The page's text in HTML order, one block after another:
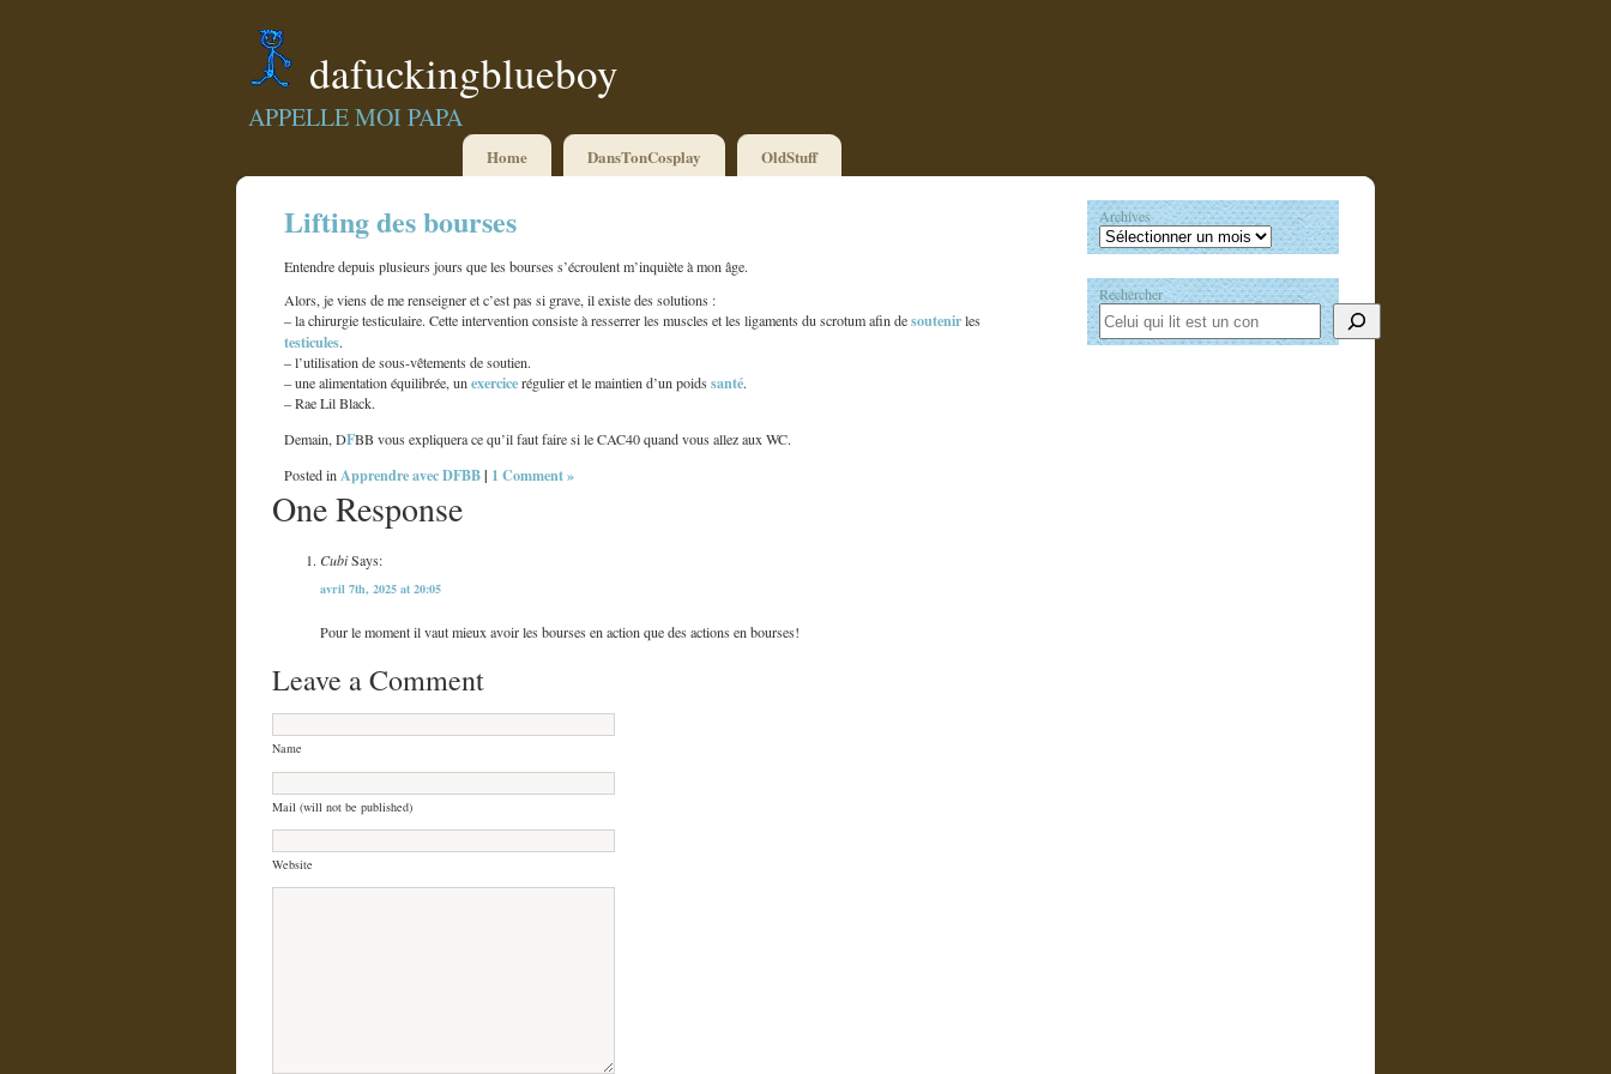
dafuckingblueboy
APPELLE MOI PAPA
Home DansTonCosplay OldStuff
Lifting des bourses
Entendre depuis plusieurs jours que les bourses s’écroulent m’inquiète à mon âge.
Alors, je viens de me renseigner et c’est pas si grave, il existe des solutions :
– la chirurgie testiculaire. Cette intervention consiste à resserrer les muscles et les ligaments du scrotum afin desoutenirles
testicules.
– l’utilisation de sous-vêtements de soutien.
– une alimentation équilibrée, unexercicerégulier et le maintien d’un poidssanté.
– Rae Lil Black.
Demain, DFBB vous expliquera ce qu’il faut faire si le CAC40 quand vous allez aux WC.
Posted inApprendre avec DFBB| 1 Comment »
One Response
CubiSays:
avril 7th, 2025 at 20:05
Pour le moment il vaut mieux avoir les bourses en action que des actions en bourses!
Leave a Comment
Name
Mail (will not be published)
Website
Archives
Rechercher